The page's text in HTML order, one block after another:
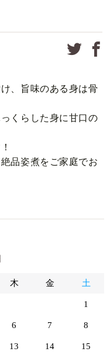
、旨味のある身は骨
くらした身に甘口の
品姿煮をご家庭でお
木 金 土
1
6 7 8
13 14 15